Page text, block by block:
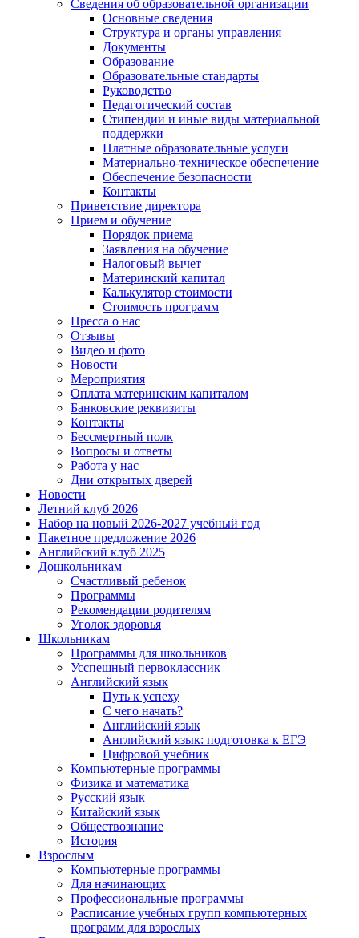
Сведения об образовательной организации
Основные сведения
Структура и органы управления
Документы
Образование
Образовательные стандарты
Руководство
Педагогический состав
Стипендии и иные виды материальной
поддержки
Платные образовательные услуги
Материально-техническое обеспечение
Обеспечение безопасности
Контакты
Приветствие директора
Прием и обучение
Порядок приема
Заявления на обучение
Налоговый вычет
Материнский капитал
Калькулятор стоимости
Стоимость программ
Пресса о нас
Отзывы
Видео и фото
Новости
Мероприятия
Оплата материнским капиталом
Банковские реквизиты
Контакты
Бессмертный полк
Вопросы и ответы
Работа у нас
Дни открытых дверей
Новости
Летний клуб 2026
Набор на новый 2026-2027 учебный год
Пакетное предложение 2026
Английский клуб 2025
Дошкольникам
Счастливый ребенок
Программы
Рекомендации родителям
Уголок здоровья
Школьникам
Программы для школьников
Усспешный первоклассник
Английский язык
Путь к успеху
С чего начать?
Английский язык
Английский язык: подготовка к ЕГЭ
Цифровой учебник
Компьютерные программы
Физика и математика
Русский язык
Китайский язык
Обществознание
История
Взрослым
Компьютерные программы
Для начинающих
Профессиональные программы
Расписание учебных групп компьютерных
программ для взрослых